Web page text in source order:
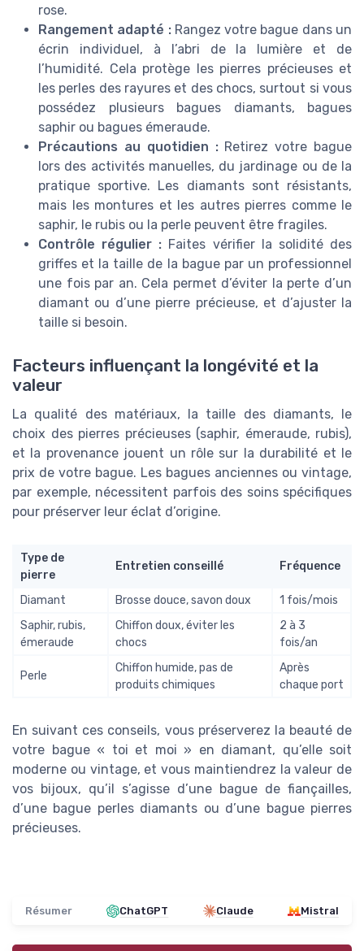
rose.
Rangement adapté :Rangez votre bague dans un
écrin individuel, à l’abri de la lumière et de
l’humidité. Cela protège les pierres précieuses et
les perles des rayures et des chocs, surtout si vous
possédez plusieurs bagues diamants, bagues
saphir ou bagues émeraude.
Précautions au quotidien :Retirez votre bague
lors des activités manuelles, du jardinage ou de la
pratique sportive. Les diamants sont résistants,
mais les montures et les autres pierres comme le
saphir, le rubis ou la perle peuvent être fragiles.
Contrôle régulier : Faites vérifier la solidité des
griffes et la taille de la bague par un professionnel
une fois par an. Cela permet d’éviter la perte d’un
diamant ou d’une pierre précieuse, et d’ajuster la
taille si besoin.
Facteurs influençant la longévité et la
valeur
La qualité des matériaux, la taille des diamants, le
choix des pierres précieuses (saphir, émeraude, rubis),
et la provenance jouent un rôle sur la durabilité et le
prix de votre bague. Les bagues anciennes ou vintage,
par exemple, nécessitent parfois des soins spécifiques
pour préserver leur éclat d’origine.
Type de
pierre
Entretien conseillé Fréquence
Diamant Brosse douce, savon doux
1 fois/mois
Saphir, rubis,
émeraude
Chiffon doux, éviter les
chocs
2 à 3
fois/an
Perle
Chiffon humide, pas de
produits chimiques
Après
chaque port
En suivant ces conseils, vous préserverez la beauté de
votre bague « toi et moi » en diamant, qu’elle soit
moderne ou vintage, et vous maintiendrez la valeur de
vos bijoux, qu’il s’agisse d’une bague de fiançailles,
d’une bague perles diamants ou d’une bague pierres
précieuses.
Résumer ChatGPT Claude Mistral